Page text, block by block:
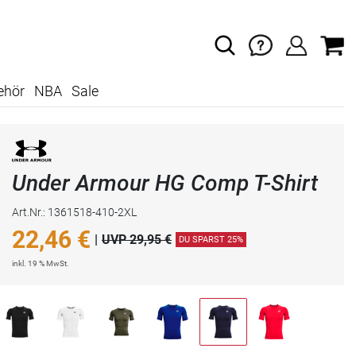
NBA Sale
Under Armour HG Comp T-Shirt
Art.Nr.: 1361518-410-2XL
22,46 € | UVP 29,95 € DU SPARST 25%
inkl. 19 % MwSt.